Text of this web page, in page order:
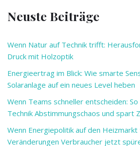
Neuste Beiträge
Wenn Natur auf Technik trifft:
Druck mit Holzoptik
Energieertrag im Blick: Wie smarte
Solaranlage auf ein neues Level heben
Wenn Teams schneller entscheiden:
Technik Abstimmungschaos und spart
Wenn Energiepolitik auf den
Veränderungen Verbraucher jetzt